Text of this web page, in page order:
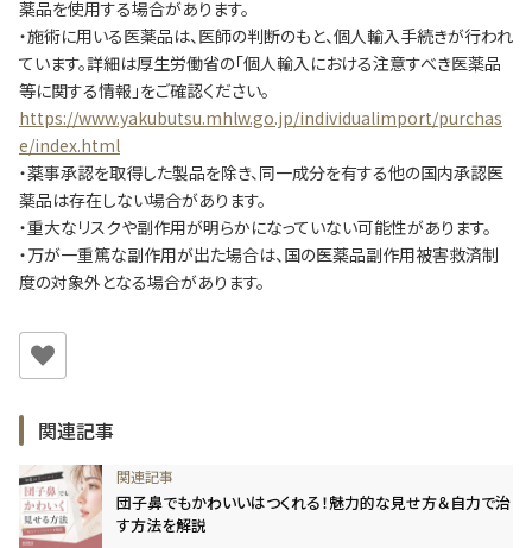
薬品を使用する場合があります。
・施術に用いる医薬品は、医師の判断のもと、個人輸入手続きが行われ
ています。詳細は厚生労働省の「個人輸入における注意すべき医薬品
等に関する情報」をご確認ください。
https://www.yakubutsu.mhlw.go.jp/individualimport/purchas
e/index.html
・薬事承認を取得した製品を除き、同一成分を有する他の国内承認医
薬品は存在しない場合があります。
・重大なリスクや副作用が明らかになっていない可能性があります。
・万が一重篤な副作用が出た場合は、国の医薬品副作用被害救済制
度の対象外となる場合があります。
関連記事
団子鼻でもかわいいはつくれる！魅力的な見せ方＆自力で治
す方法を解説